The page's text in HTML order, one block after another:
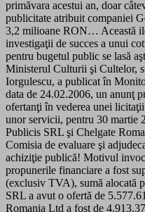
primăvara acestui an, doar
publicitate atribuit companiei
3,2 milioane RON… Această
investigaţii de succes a unui
pentru bugetul public se lasă
Ministerul Culturii şi Cultelor,
Iorgulescu, a publicat în
data de 24.02.2006, un anunţ
ofertanţi în vederea unei
unor servicii, pentru 30 martie
Publicis SRL şi Chelgate
Comisia de evaluare şi
achiziţie publică! Motivul
propunerile financiare a fost
(exclusiv TVA), sumă alocată
SRL a avut o ofertă de
Romania Ltd a fost de